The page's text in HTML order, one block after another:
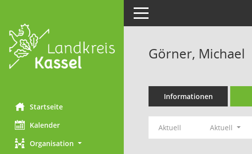
Startseite
Kalender
Organisation
Toggle navigation
Görner, Michael
Informationen
Aktuell Aktuell